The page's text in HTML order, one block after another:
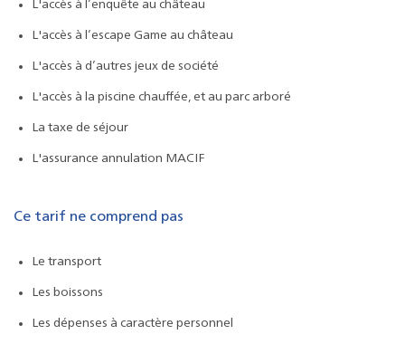
L'accès à l’enquête au château
L'accès à l’escape Game au château
L'accès à d’autres jeux de société
L'accès à la piscine chauffée, et au parc arboré
La taxe de séjour
L'assurance annulation MACIF
Ce tarif ne comprend pas
Le transport
Les boissons
Les dépenses à caractère personnel